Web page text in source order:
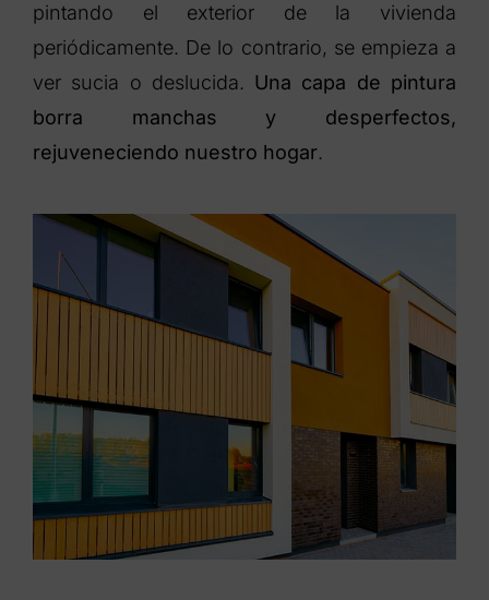
pintando el exterior de la vivienda
periódicamente. De lo contrario, se empieza a
ver sucia o deslucida. Una capa de pintura
borra manchas y desperfectos,
rejuveneciendo nuestro hogar.